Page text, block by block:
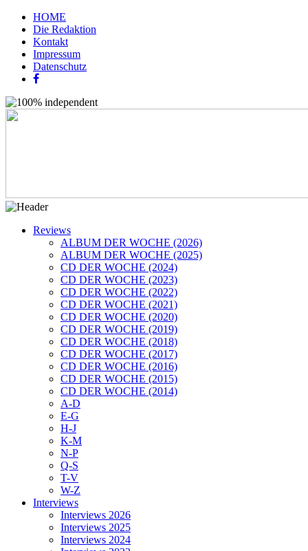
HOME
Die Redaktion
Kontakt
Impressum
Datenschutz
Reviews
ALBUM DER WOCHE (2026)
ALBUM DER WOCHE (2025)
CD DER WOCHE (2024)
CD DER WOCHE (2023)
CD DER WOCHE (2022)
CD DER WOCHE (2021)
CD DER WOCHE (2020)
CD DER WOCHE (2019)
CD DER WOCHE (2018)
CD DER WOCHE (2017)
CD DER WOCHE (2016)
CD DER WOCHE (2015)
CD DER WOCHE (2014)
A-D
E-G
H-J
K-M
N-P
Q-S
T-V
W-Z
Interviews
Interviews 2026
Interviews 2025
Interviews 2024